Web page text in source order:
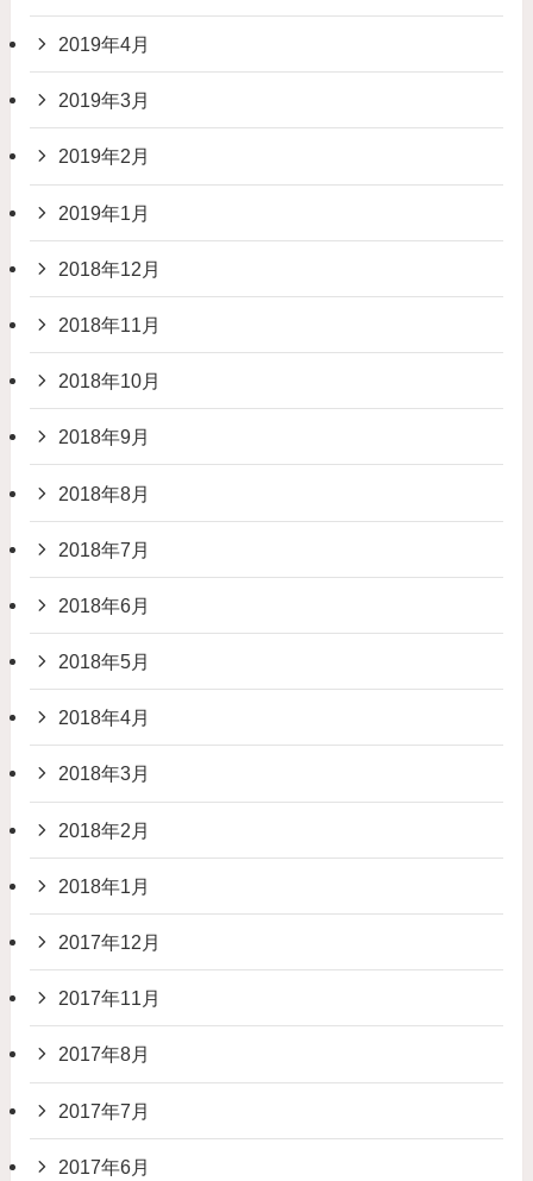
2019年4月
2019年3月
2019年2月
2019年1月
2018年12月
2018年11月
2018年10月
2018年9月
2018年8月
2018年7月
2018年6月
2018年5月
2018年4月
2018年3月
2018年2月
2018年1月
2017年12月
2017年11月
2017年8月
2017年7月
2017年6月